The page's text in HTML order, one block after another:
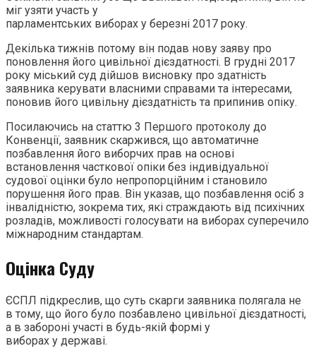
міг узяти участь у
парламентських виборах у березні 2017 року.
Декілька тижнів потому він подав нову заяву про
поновлення його цивільної дієздатності. В грудні 2017
року міський суд дійшов висновку про здатність
заявника керувати власними справами та інтересами,
поновив його цивільну дієздатність та припинив опіку.
Посилаючись на статтю 3 Першого протоколу до
Конвенції, заявник скаржився, що автоматичне
позбавлення його виборчих прав на основі
встановлення часткової опіки без індивідуальної
судової оцінки було непропорційним і становило
порушення його прав. Він указав, що позбавлення осіб з
інвалідністю, зокрема тих, які страждають від психічних
розладів, можливості голосувати на виборах суперечило
міжнародним стандартам.
Оцінка Суду
ЄСПЛ підкреслив, що суть скарги заявника полягала не
в тому, що його було позбавлено цивільної дієздатності,
а в забороні участі в будь-якій формі у
виборах у державі.